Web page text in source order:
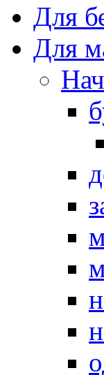
Для
Для